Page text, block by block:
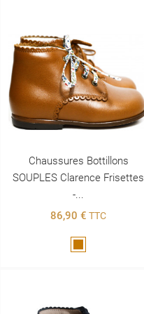
Chaussures Bottillons
SOUPLES Clarence Frisettes
-...
86,90 € TTC